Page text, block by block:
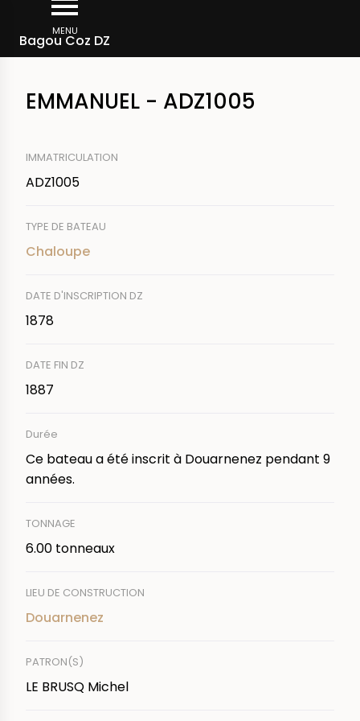
contenu
MENU
Bagou Coz DZ
d'Ariane
Rechercher un bateau
EMMANUEL - ADZ1005
IMMATRICULATION
ADZ1005
TYPE DE BATEAU
Chaloupe
DATE D'INSCRIPTION DZ
1878
DATE FIN DZ
1887
Durée
Ce bateau a été inscrit à Douarnenez pendant 9
années.
TONNAGE
6.00 tonneaux
LIEU DE CONSTRUCTION
Douarnenez
PATRON(S)
LE BRUSQ Michel